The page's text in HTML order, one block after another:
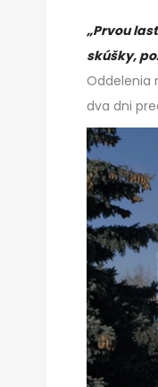
„Prvou
skúšky,
Oddelenia
dva dni